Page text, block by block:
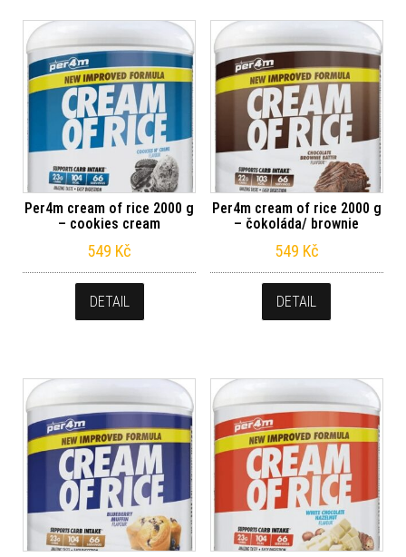
Per4m cream of rice 2000 g
– cookies cream
549 Kč
DETAIL
Per4m cream of rice 2000 g
– čokoláda/ brownie
549 Kč
DETAIL